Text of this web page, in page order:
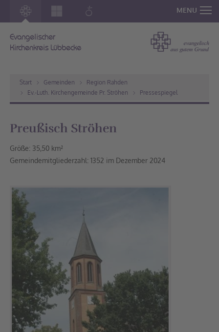
MENU
Evangelischer
Kirchenkreis Lübbecke
Start Gemeinden
Region Rahden
Ev.-Luth. Kirchengemeinde Pr. Ströhen
Pressespiegel
Preußisch Ströhen
Größe: 35,50 km²
Gemeindemitgliederzahl: 1352 im Dezember 2024